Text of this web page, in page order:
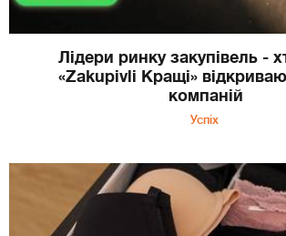
Лідери ринку закупівель -
«Zakupivli Кращі»
компаній
Успіх